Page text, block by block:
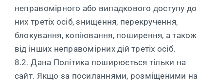
неправомірного або випадкового доступу до
них третіх осіб, знищення, перекручення,
блокування, копіювання, поширення, а також
від інших неправомірних дій третіх осіб.
8.2. Дана Політика поширюється тільки на
сайт. Якщо за посиланнями, розміщеними на